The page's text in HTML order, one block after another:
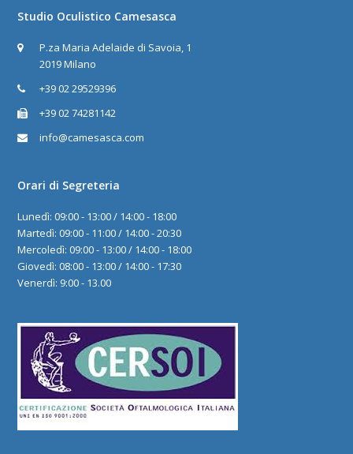
Studio Oculistico Camesasca
P.za Maria Adelaide di Savoia, 1
2019 Milano
+39 02 29529396
+39 02 74281142
info@camesasca.com
Orari di Segreteria
Lunedì: 09:00 - 13:00 / 14:00 - 18:00
Martedì: 09:00 - 11:00 / 14:00 - 20:30
Mercoledì: 09:00 - 13:00 / 14:00 - 18:00
Giovedì: 08:00 - 13:00 / 14:00 - 17:30
Venerdì: 9:00 - 13.00